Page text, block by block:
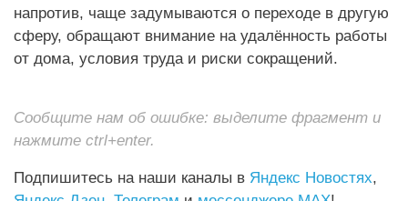
напротив, чаще задумываются о переходе в другую
сферу, обращают внимание на удалённость работы
от дома, условия труда и риски сокращений.
Сообщите нам об ошибке: выделите фрагмент и
нажмите ctrl+enter.
Подпишитесь на наши каналы в Яндекс Новостях,